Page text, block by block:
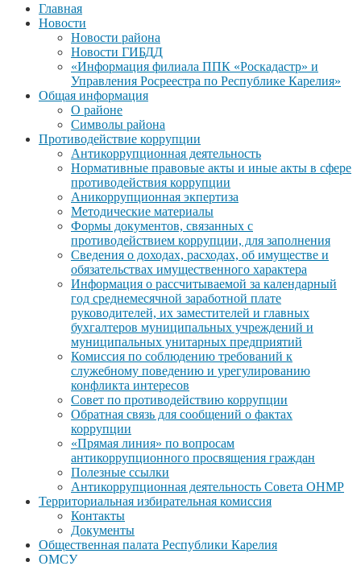
Главная
Новости
Новости района
Новости ГИБДД
«Информация филиала ППК «Роскадастр» и
Управления Росреестра по Республике Карелия»
Общая информация
О районе
Символы района
Противодействие коррупции
Антикоррупционная деятельность
Нормативные правовые акты и иные акты в сфере
противодействия коррупции
Аникоррупционная экпертиза
Методические материалы
Формы документов, связанных с
противодействием коррупции, для заполнения
Сведения о доходах, расходах, об имуществе и
обязательствах имущественного характера
Информация о рассчитываемой за календарный
год среднемесячной заработной плате
руководителей, их заместителей и главных
бухгалтеров муниципальных учреждений и
муниципальных унитарных предприятий
Комиссия по соблюдению требований к
служебному поведению и урегулированию
конфликта интересов
Совет по противодействию коррупции
Обратная связь для сообщений о фактах
коррупции
«Прямая линия» по вопросам
антикоррупционного просвящения граждан
Полезные ссылки
Антикоррупционная деятельность Совета ОНМР
Территориальная избирательная комиссия
Контакты
Документы
Общественная палата Республики Карелия
ОМСУ